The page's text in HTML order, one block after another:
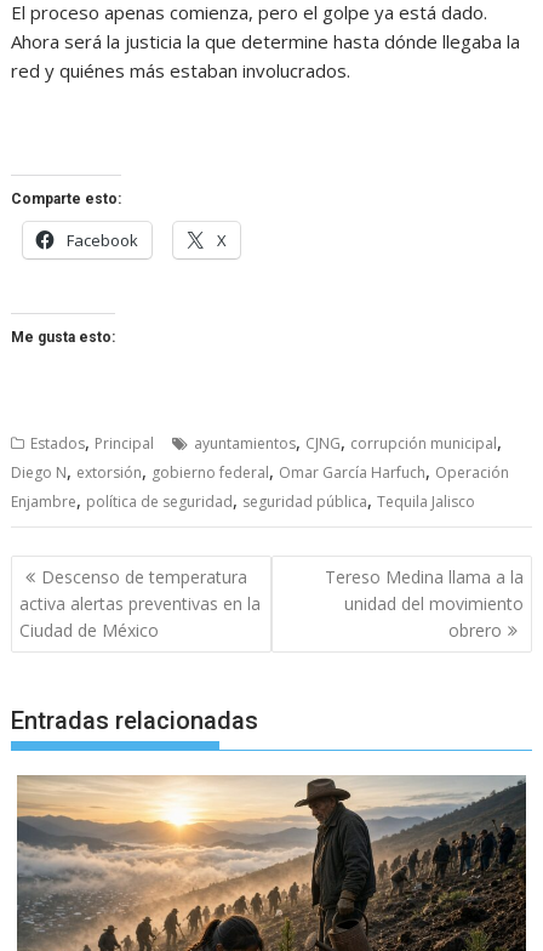
El proceso apenas comienza, pero el golpe ya está dado.
Ahora será la justicia la que determine hasta dónde llegaba la
red y quiénes más estaban involucrados.
Comparte esto:
Facebook X
Me gusta esto:
Estados, Principal ayuntamientos, CJNG, corrupción municipal,
Diego N, extorsión, gobierno federal, Omar García Harfuch, Operación
Enjambre, política de seguridad, seguridad pública,Tequila Jalisco
Navegación
de
entradas
Descenso de temperatura
activa alertas preventivas en la
Ciudad de México
Tereso Medina llama a la
unidad del movimiento
obrero
Entradas relacionadas